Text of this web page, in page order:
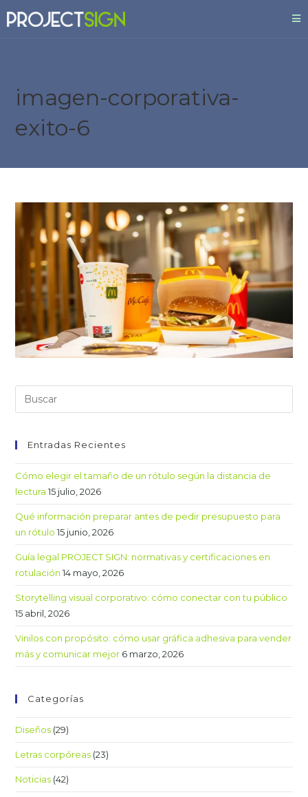
imagen-corporativa-
exito-6
Entradas Recientes
Cómo elegir el tamaño de un rótulo según la distancia de
lectura 15 julio, 2026
Qué información preparar antes de pedir presupuesto para
un rótulo 15 junio, 2026
Guía legal PROJECT SIGN: normativas y certificaciones en
rotulación 14 mayo, 2026
Storytelling visual corporativo: cómo conectar con tu público
15 abril, 2026
Vinilos con propósito: cómo usar gráfica adhesiva para vender
más y comunicar mejor 6 marzo, 2026
Categorías
Diseños (29)
Letras corpóreas (23)
Noticias (42)